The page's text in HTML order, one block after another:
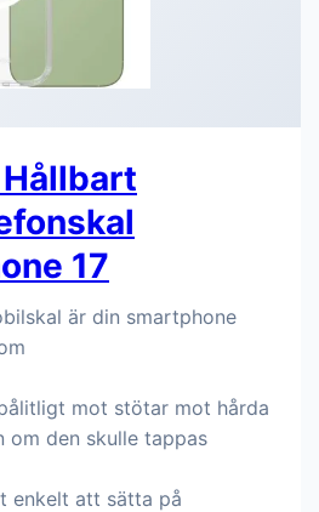
17
är din smartphone
mot stötar mot hårda
om den skulle tappas
enkelt att sätta på